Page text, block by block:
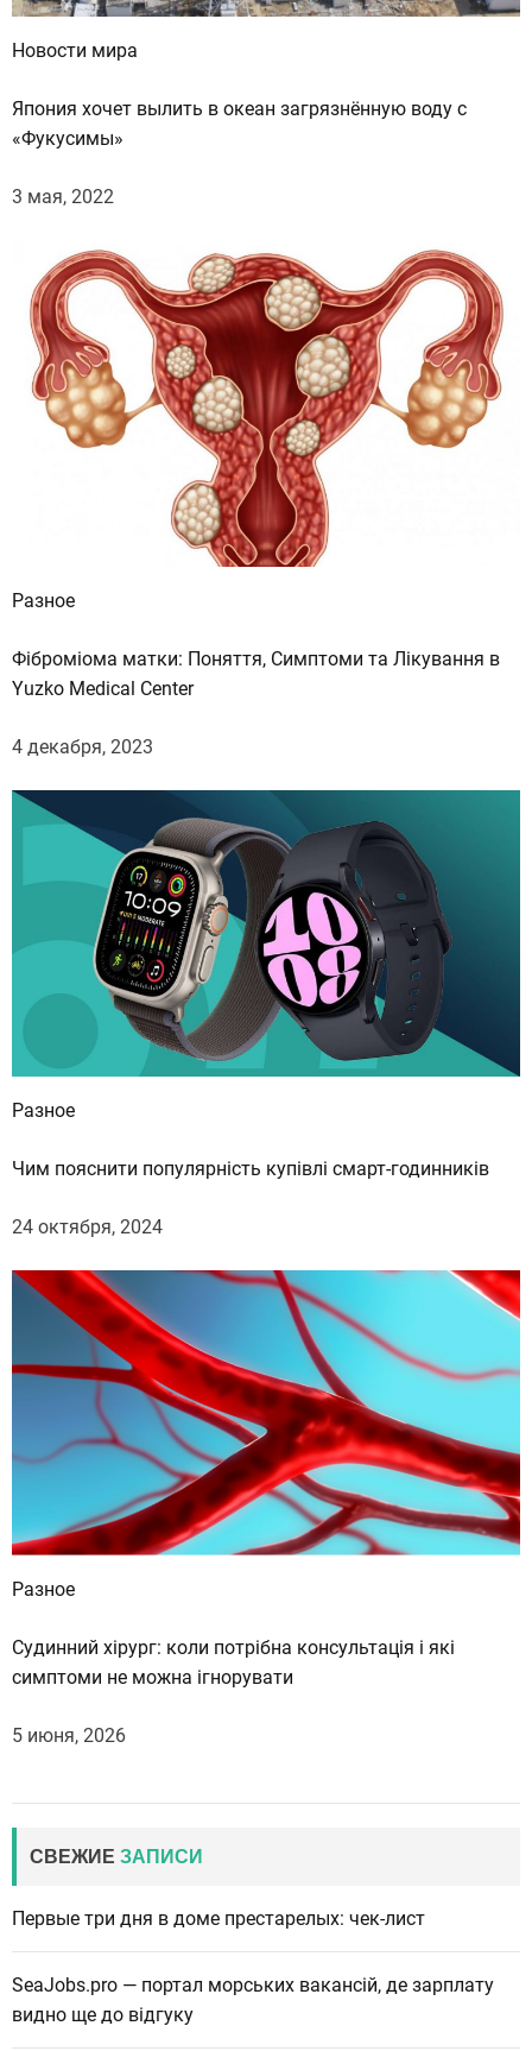
Новости мира
Япония хочет вылить в океан загрязнённую воду с
«Фукусимы»
3 мая, 2022
Разное
Фіброміома матки: Поняття, Симптоми та Лікування в
Yuzko Medical Center
4 декабря, 2023
Разное
Чим пояснити популярність купівлі смарт-годинників
24 октября, 2024
Разное
Судинний хірург: коли потрібна консультація і які
симптоми не можна ігнорувати
5 июня, 2026
СВЕЖИЕ ЗАПИСИ
Первые три дня в доме престарелых: чек-лист
SeaJobs.pro — портал морських вакансій, де зарплату
видно ще до відгуку